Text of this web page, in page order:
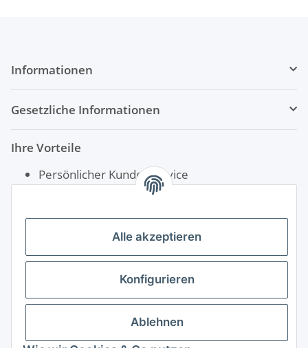
Alle akzeptieren
Konfigurieren
Ablehnen
Informationen
Gesetzliche Informationen
Ihre Vorteile
Persönlicher Kundenservice
Rechnungskauf für Öffentliche Einrichtungen